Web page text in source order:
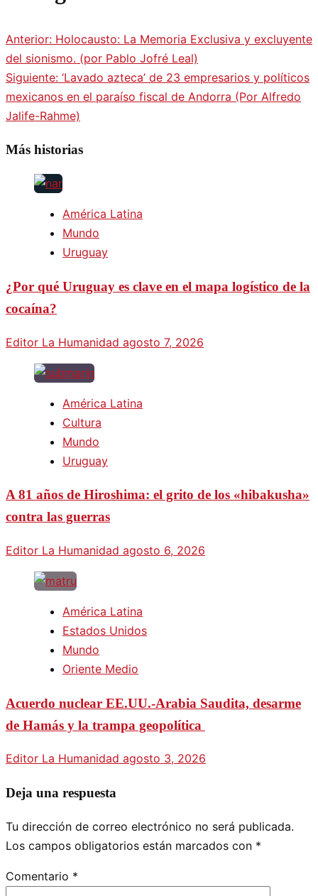
Anterior: Holocausto: La Memoria Exclusiva y excluyente
del sionismo. (por Pablo Jofré Leal)
Siguiente: ‘Lavado azteca’ de 23 empresarios y políticos
mexicanos en el paraíso fiscal de Andorra (Por Alfredo
Jalife-Rahme)
Más historias
América Latina
Mundo
Uruguay
¿Por qué Uruguay es clave en el mapa logístico de la
cocaína?
Editor La Humanidad agosto 7, 2026
América Latina
Cultura
Mundo
Uruguay
A 81 años de Hiroshima: el grito de los «hibakusha»
contra las guerras
Editor La Humanidad agosto 6, 2026
América Latina
Estados Unidos
Mundo
Oriente Medio
Acuerdo nuclear EE.UU.-Arabia Saudita, desarme
de Hamás y la trampa geopolítica
Editor La Humanidad agosto 3, 2026
Deja una respuesta
Tu dirección de correo electrónico no será publicada.
Los campos obligatorios están marcados con *
Comentario *